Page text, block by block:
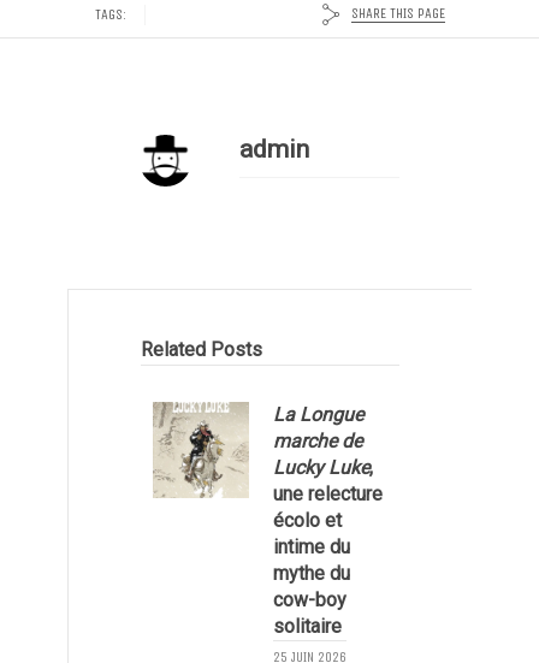
TAGS: SHARE THIS PAGE
admin
Related Posts
La Longue
marche de
Lucky Luke,
une relecture
écolo et
intime du
mythe du
cow-boy
solitaire
25 JUIN 2026